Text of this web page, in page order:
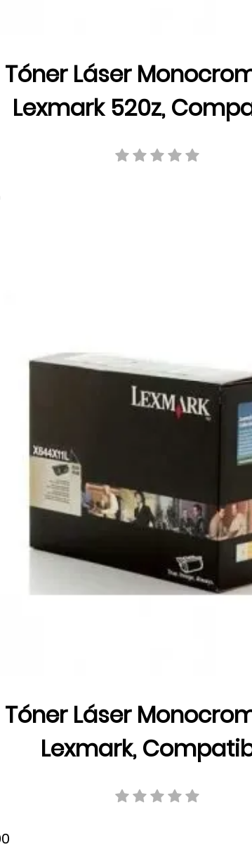
Tóner Láser
Lexmark 520z,
MS811/MS812/
Tóner Láser
Lexmark,
X644e/X646e, 32000